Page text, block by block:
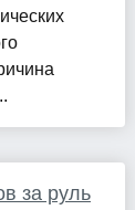
за руль